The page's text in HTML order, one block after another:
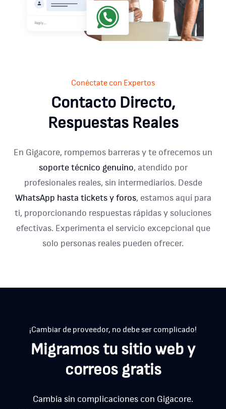
Conéctate con Expertos
Contacto Directo,
Respuestas Reales
En Gigacore, rompemos barreras y te ofrecemos un
soporte técnico genuino, atendido por
profesionales reales, sin intermediarios. Desde
WhatsApp hasta tickets y foros, estamos aquí para
ti, proporcionando respuestas rápidas y soluciones
efectivas. Experimenta el servicio excepcional que
solo personas reales pueden ofrecer.
¡Cambiar de proveedor, no debe ser complicado!
Migramos tu sitio web y
correos gratis
Cambia sin complicaciones con Gigacore.